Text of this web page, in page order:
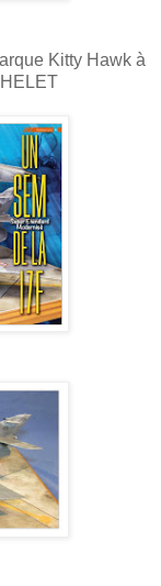
Kitty Hawk à